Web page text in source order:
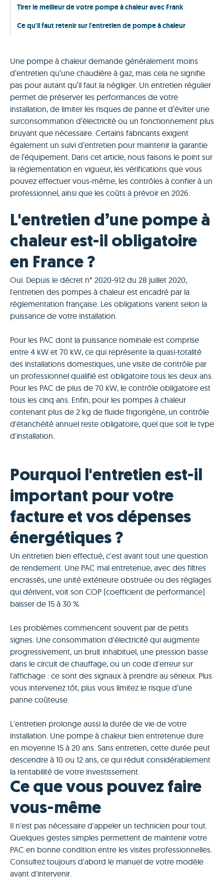
Tirer le meilleur de votre pompe à chaleur avec Frank
Ce qu'il faut retenir sur l'entretien de pompe à chaleur
Une pompe à chaleur demande généralement moins
d’entretien qu’une chaudière à gaz, mais cela ne signifie
pas pour autant qu’il faut la négliger. Un entretien régulier
permet de préserver les performances de votre
installation, de limiter les risques de panne et d’éviter une
surconsommation d’électricité ou un fonctionnement plus
bruyant que nécessaire. Certains fabricants exigent
également un suivi d’entretien pour maintenir la garantie
de l’équipement. Dans cet article, nous faisons le point sur
la réglementation en vigueur, les vérifications que vous
pouvez effectuer vous-même, les contrôles à confier à un
professionnel, ainsi que les coûts à prévoir en 2026.
L'entretien d’une pompe à
chaleur est-il obligatoire
en France ?
Oui. Depuis le décret n° 2020-912 du 28 juillet 2020,
l'entretien des pompes à chaleur est encadré par la
réglementation française. Les obligations varient selon la
puissance de votre installation.
Pour les PAC dont la puissance nominale est comprise
entre 4 kW et 70 kW, ce qui représente la quasi-totalité
des installations domestiques, une visite de contrôle par
un professionnel qualifié est obligatoire tous les deux ans.
Pour les PAC de plus de 70 kW, le contrôle obligatoire est
tous les cinq ans. Enfin, pour les pompes à chaleur
contenant plus de 2 kg de fluide frigorigène, un contrôle
d'étanchéité annuel reste obligatoire, quel que soit le type
d'installation.
Pourquoi l'entretien est-il
important pour votre
facture et vos dépenses
énergétiques ?
Un entretien bien effectué, c'est avant tout une question
de rendement. Une PAC mal entretenue, avec des filtres
encrassés, une unité extérieure obstruée ou des réglages
qui dérivent, voit son COP (coefficient de performance)
baisser de 15 à 30 %.
Les problèmes commencent souvent par de petits
signes. Une consommation d'électricité qui augmente
progressivement, un bruit inhabituel, une pression basse
dans le circuit de chauffage, ou un code d'erreur sur
l'affichage : ce sont des signaux à prendre au sérieux. Plus
vous intervenez tôt, plus vous limitez le risque d’une
panne coûteuse.
L'entretien prolonge aussi la durée de vie de votre
installation. Une pompe à chaleur bien entretenue dure
en moyenne 15 à 20 ans. Sans entretien, cette durée peut
descendre à 10 ou 12 ans, ce qui réduit considérablement
la rentabilité de votre investissement.
Ce que vous pouvez faire
vous-même
Il n'est pas nécessaire d'appeler un technicien pour tout.
Quelques gestes simples permettent de maintenir votre
PAC en bonne condition entre les visites professionnelles.
Consultez toujours d'abord le manuel de votre modèle
avant d'intervenir.